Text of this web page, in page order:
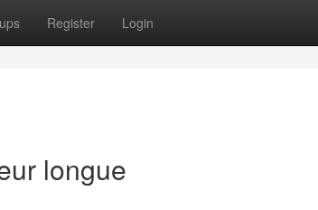
Register Login
longue